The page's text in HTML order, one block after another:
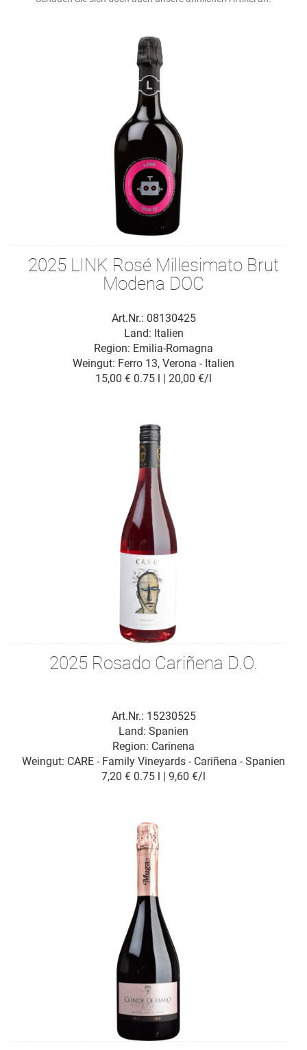
2025 LINK Rosé Millesimato Brut
Modena DOC
Art.Nr.: 08130425
Weingut: Ferro 13, Verona - Italien
Region: Emilia-Romagna
Land: Italien
15,00 € 0.75 l | 20,00 €/l
2025 Rosado Cariñena D.O.
Art.Nr.: 15230525
Region: Carinena
Land: Spanien
Weingut: CARE - Family Vineyards - Cariñena - Spanien
7,20 € 0.75 l | 9,60 €/l